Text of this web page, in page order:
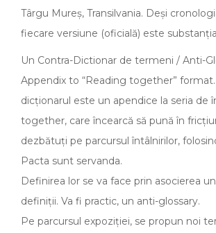
Târgu Mureș, Transilvania. Deși
fiecare versiune (oficială) este
Un Contra-Dictionar de termeni / Anti-
Appendix to “Reading together”
dicționarul este un apendice la seria de
together, care încearcă să pună în
dezbătuți pe parcursul întâlnirilor,
Pacta sunt servanda.
Definirea lor se va face prin asocierea
definiții. Va fi practic, un anti-glossary.
Pe parcursul expoziției, se propun noi